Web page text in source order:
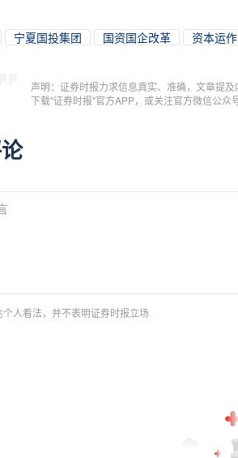
宁夏国投集团 国资国企改革 资本运作
声明：证券时报力求信息真实、准确，文章提
下载"证券时报"官方APP，或关注官方微信公
人看法，并不表明证券时报立场